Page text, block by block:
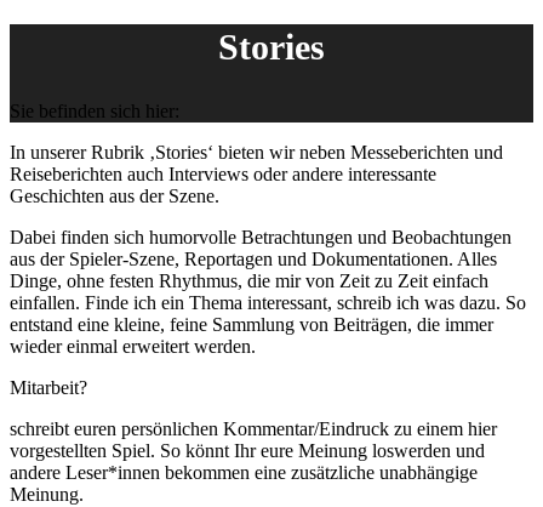
Stories
Sie befinden sich hier:
In unserer Rubrik ‚Stories‘ bieten wir neben Messeberichten und
Reiseberichten auch Interviews oder andere interessante
Geschichten aus der Szene.
Dabei finden sich humorvolle Betrachtungen und Beobachtungen
aus der Spieler-Szene, Reportagen und Dokumentationen. Alles
Dinge, ohne festen Rhythmus, die mir von Zeit zu Zeit einfach
einfallen. Finde ich ein Thema interessant, schreib ich was dazu. So
entstand eine kleine, feine Sammlung von Beiträgen, die immer
wieder einmal erweitert werden.
Mitarbeit?
schreibt euren persönlichen Kommentar/Eindruck zu einem hier
vorgestellten Spiel. So könnt Ihr eure Meinung loswerden und
andere Leser*innen bekommen eine zusätzliche unabhängige
Meinung.